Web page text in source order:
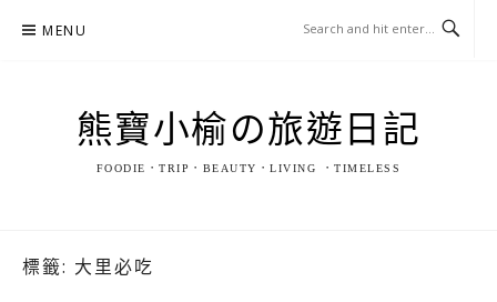
MENU
熊寶小榆の旅遊日記
FOODIE．TRIP．BEAUTY．LIVING ．TIMELESS
標籤: 大里必吃